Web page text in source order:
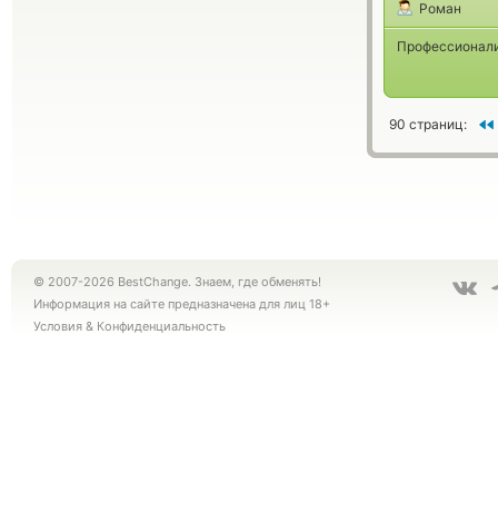
Роман
90 страниц:
© 2007-2026 BestChange. Знаем, где обменять!
Информация на сайте предназначена для лиц 18+
Условия & Конфиденциальность